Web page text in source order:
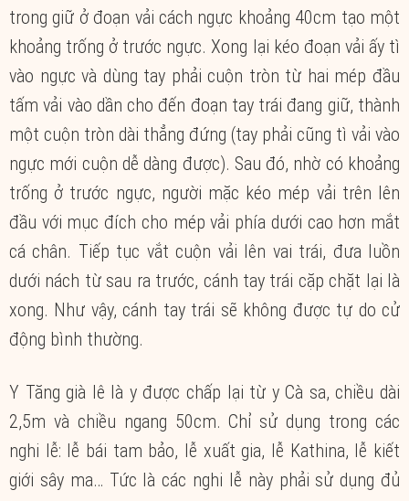
trong giữ ở đoạn vải cách ngực khoảng 40cm tạo một
khoảng trống ở trước ngực. Xong lại kéo đoạn vải ấy tì
vào ngực và dùng tay phải cuộn tròn từ hai mép đầu
tấm vải vào dần cho đến đoạn tay trái đang giữ, thành
một cuộn tròn dài thẳng đứng (tay phải cũng tì vải vào
ngực mới cuộn dễ dàng được). Sau đó, nhờ có khoảng
trống ở trước ngực, người mặc kéo mép vải trên lên
đầu với mục đích cho mép vải phía dưới cao hơn mắt
cá chân. Tiếp tục vắt cuộn vải lên vai trái, đưa luồn
dưới nách từ sau ra trước, cánh tay trái cặp chặt lại là
xong. Như vậy, cánh tay trái sẽ không được tự do cử
động bình thường.
Y Tăng già lê là y được chấp lại từ y Cà sa, chiều dài
2,5m và chiều ngang 50cm. Chỉ sử dụng trong các
nghi lễ: lễ bái tam bảo, lễ xuất gia, lễ Kathina, lễ kiết
giới sây ma… Tức là các nghi lễ này phải sử dụng đủ